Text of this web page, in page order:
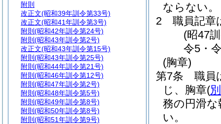
ならない。
2
職員記章
(昭47
令5・
(胸章)
第7条
職員
じ、胸章(
務の円滑
い。
附則
改正文(昭和39年訓令第33号)
改正文(昭和41年訓令第3号)
附則 (昭和42年訓令第24号)
附則 (昭和43年訓令第2号)
改正文(昭和43年訓令第15号)
附則 (昭和43年訓令第25号)
附則 (昭和44年訓令第21号)
附則 (昭和46年訓令第12号)
附則 (昭和47年訓令第2号)
附則 (昭和48年訓令第5号)
附則 (昭和49年訓令第8号)
附則 (昭和50年訓令第8号)
附則 (昭和51年訓令第9号)